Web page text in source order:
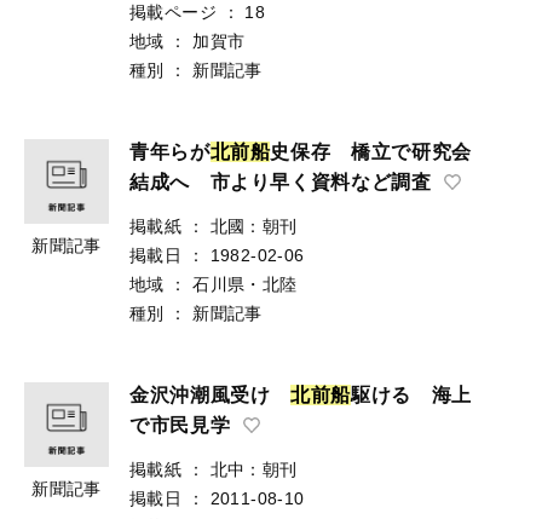
掲載ページ
：
18
地域
：
加賀市
種別
： 新聞記事
新聞記事
青年らが北前船史保存 橋立で研究会
結成へ 市より早く資料など調査
掲載紙 ：
北國：朝刊
掲載日
：
1982-02-06
地域
：
石川県・北陸
種別
： 新聞記事
新聞記事
金沢沖潮風受け北前船駆ける 海上
で市民見学
掲載紙 ：
北中：朝刊
掲載日
：
2011-08-10